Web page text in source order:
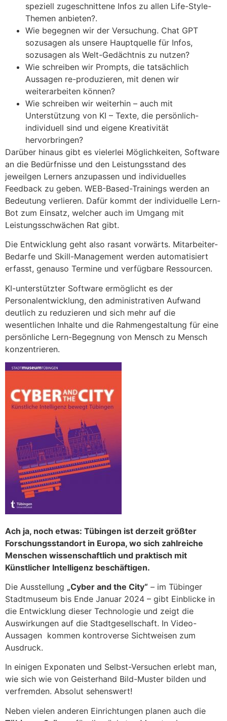
speziell zugeschnittene Infos zu allen Life-Style-
Themen anbieten?.
Wie begegnen wir der Versuchung. Chat GPT
sozusagen als unsere Hauptquelle für Infos,
sozusagen als Welt-Gedächtnis zu nutzen?
Wie schreiben wir Prompts, die tatsächlich
Aussagen re-produzieren, mit denen wir
weiterarbeiten können?
Wie schreiben wir weiterhin – auch mit
Unterstützung von KI – Texte, die persönlich-
individuell sind und eigene Kreativität
hervorbringen?
Darüber hinaus gibt es vielerlei Möglichkeiten, Software
an die Bedürfnisse und den Leistungsstand des
jeweilgen Lerners anzupassen und individuelles
Feedback zu geben. WEB-Based-Trainings werden an
Bedeutung verlieren. Dafür kommt der individuelle Lern-
Bot zum Einsatz, welcher auch im Umgang mit
Leistungsschwächen Rat gibt.
Die Entwicklung geht also rasant vorwärts. Mitarbeiter-
Bedarfe und Skill-Management werden automatisiert
erfasst, genauso Termine und verfügbare Ressourcen.
KI-unterstützter Software ermöglicht es der
Personalentwicklung, den administrativen Aufwand
deutlich zu reduzieren und sich mehr auf die
wesentlichen Inhalte und die Rahmengestaltung für eine
persönliche Lern-Begegnung von Mensch zu Mensch
konzentrieren.
Ach ja, noch etwas: Tübingen ist derzeit größter
Forschungsstandort in Europa, wo sich zahlreiche
Menschen wissenschaftlich und praktisch mit
Künstlicher Intelligenz beschäftigen.
Die Ausstellung „Cyber and the City“ – im Tübinger
Stadtmuseum bis Ende Januar 2024 – gibt Einblicke in
die Entwicklung dieser Technologie und zeigt die
Auswirkungen auf die Stadtgesellschaft. In Video-
Aussagen kommen kontroverse Sichtweisen zum
Ausdruck.
In einigen Exponaten und Selbst-Versuchen erlebt man,
wie sich wie von Geisterhand Bild-Muster bilden und
verfremden. Absolut sehenswert!
Neben vielen anderen Einrichtungen planen auch die